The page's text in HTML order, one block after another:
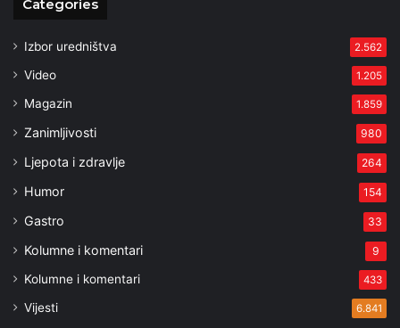
Categories
Izbor uredništva 2.562
Video 1.205
Magazin 1.859
Zanimljivosti 980
Ljepota i zdravlje 264
Humor 154
Gastro 33
Kolumne i komentari 9
Kolumne i komentari 433
Vijesti 6.841